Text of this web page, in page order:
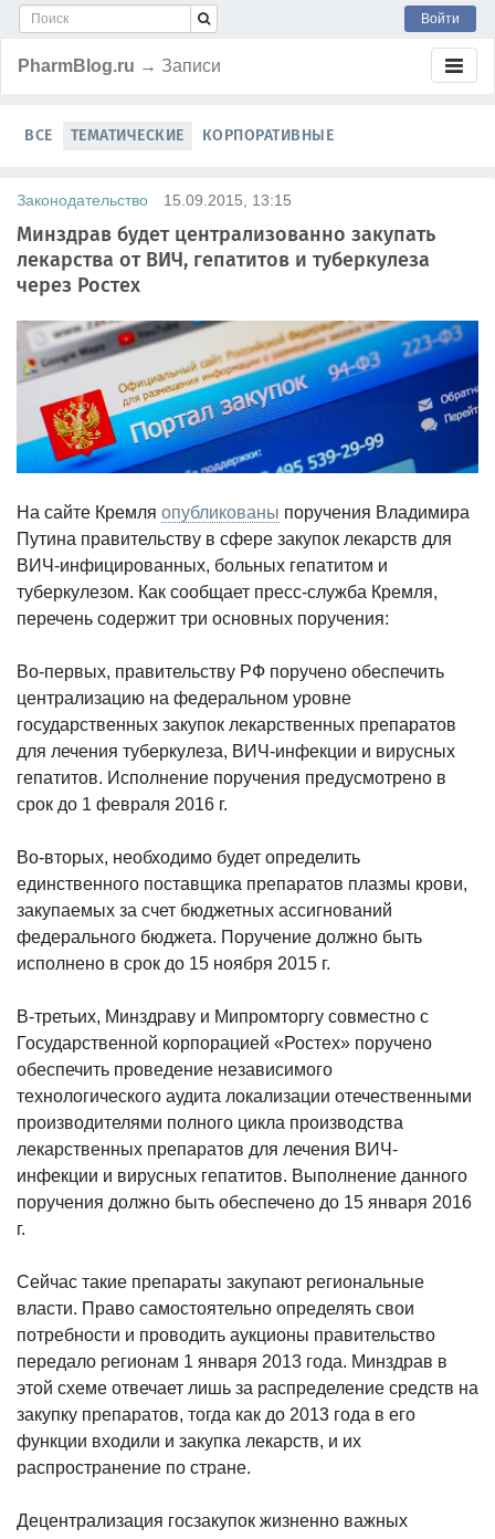
Войти
PharmBlog.ru → Записи
ВСЕ ТЕМАТИЧЕСКИЕ КОРПОРАТИВНЫЕ
Законодательство 15.09.2015, 13:15
Минздрав будет централизованно закупать
лекарства от ВИЧ, гепатитов и туберкулеза
через Ростех
На сайте Кремля опубликованы поручения Владимира
Путина правительству в сфере закупок лекарств для
ВИЧ-инфицированных, больных гепатитом и
туберкулезом. Как сообщает пресс-служба Кремля,
перечень содержит три основных поручения:
Во-первых, правительству РФ поручено обеспечить
централизацию на федеральном уровне
государственных закупок лекарственных препаратов
для лечения туберкулеза, ВИЧ-инфекции и вирусных
гепатитов. Исполнение поручения предусмотрено в
срок до 1 февраля 2016 г.
Во-вторых, необходимо будет определить
единственного поставщика препаратов плазмы крови,
закупаемых за счет бюджетных ассигнований
федерального бюджета. Поручение должно быть
исполнено в срок до 15 ноября 2015 г.
В-третьих, Минздраву и Мипромторгу совместно с
Государственной корпорацией «Ростех» поручено
обеспечить проведение независимого
технологического аудита локализации отечественными
производителями полного цикла производства
лекарственных препаратов для лечения ВИЧ-
инфекции и вирусных гепатитов. Выполнение данного
поручения должно быть обеспечено до 15 января 2016
г.
Сейчас такие препараты закупают региональные
власти. Право самостоятельно определять свои
потребности и проводить аукционы правительство
передало регионам 1 января 2013 года. Минздрав в
этой схеме отвечает лишь за распределение средств на
закупку препаратов, тогда как до 2013 года в его
функции входили и закупка лекарств, и их
распространение по стране.
Децентрализация госзакупок жизненно важных